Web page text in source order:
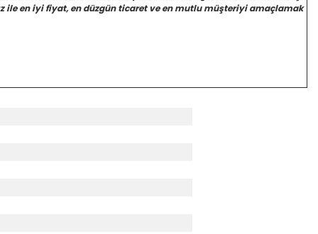
ile en iyi fiyat, en düzgün ticaret ve en mutlu müşteriyi amaçlamak